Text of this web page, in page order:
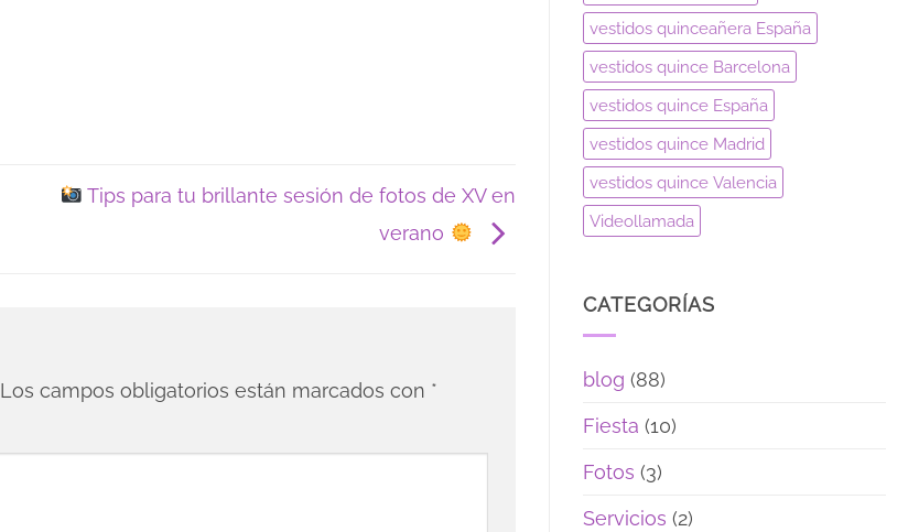
Tips para tu brillante sesión de fotos de XV en
verano
Los campos obligatorios están marcados con *
vestidos quinceañera España
vestidos quince Barcelona
vestidos quince España
vestidos quince Madrid
vestidos quince Valencia
Videollamada
CATEGORÍAS
blog (88)
Fiesta (10)
Fotos (3)
Servicios (2)